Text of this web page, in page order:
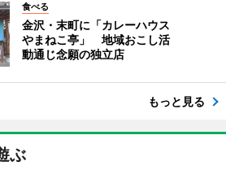
食べる
金沢・末町に「カレーハウス
やまねこ亭」 地域おこし活
動通じ念願の独立店
もっと見る
ぶ